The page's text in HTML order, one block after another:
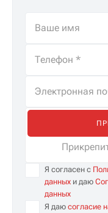
Я согласен с
данных и даю
данных
Я даю согласие